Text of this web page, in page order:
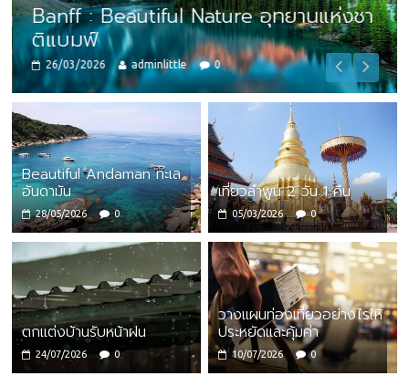
Banff : Beautiful Nature อุทยานแห่งชา
ติแบมฟ์
26/03/2026 adminlittle 0
Beautiful Andaman ทะเล
อันดามัน
28/05/2026 0
เที่ยวลำพูน 2 วัน 1 คืน
05/03/2026 0
ตกแต่งบ้านรับหน้าฝน
24/07/2026 0
วางแผนท่องเที่ยวอย่างไรให้
ประหยัดและคุ้มค่า
10/07/2026 0